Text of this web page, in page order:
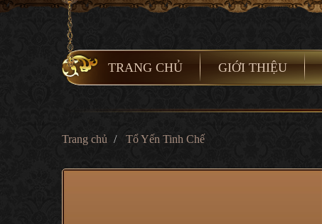
TRANG CHỦ GIỚI THIỆU
Trang chủ Tổ Yến Tinh Chế